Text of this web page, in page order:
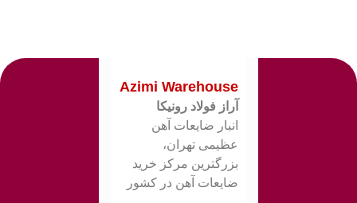
Azimi Warehouse
آراز فولاد رونیکا
انبار ضایعات آهن
عظیمی تهران،
بزرگترین مرکز خرید
ضایعات آهن در کشور